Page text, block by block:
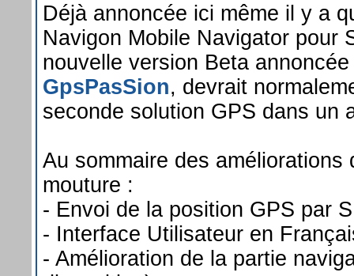
Déjà annoncée ici même il y a
Navigon Mobile Navigator pour
nouvelle version Beta
GpsPasSion, devrait
seconde solution GPS dans un
Au sommaire des améliorations
mouture :
- Envoi de la position GPS par
- Interface Utilisateur en
- Amélioration de la partie